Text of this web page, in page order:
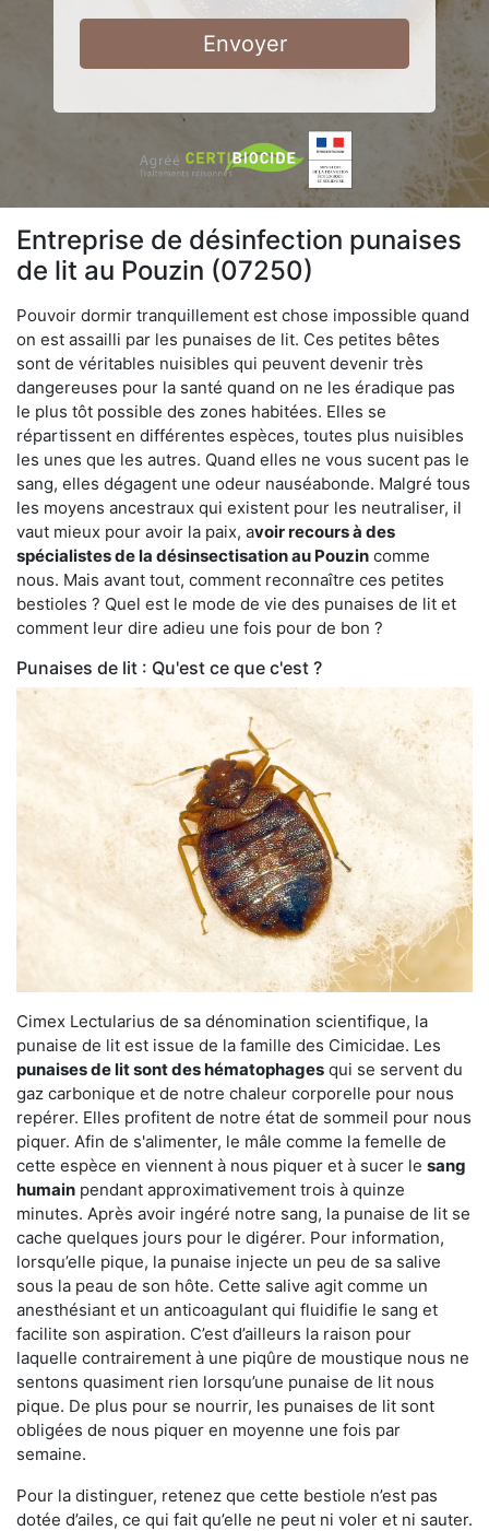
Envoyer
Entreprise de désinfection punaises
de lit au Pouzin (07250)
Pouvoir dormir tranquillement est chose impossible quand
on est assailli par les punaises de lit. Ces petites bêtes
sont de véritables nuisibles qui peuvent devenir très
dangereuses pour la santé quand on ne les éradique pas
le plus tôt possible des zones habitées. Elles se
répartissent en différentes espèces, toutes plus nuisibles
les unes que les autres. Quand elles ne vous sucent pas le
sang, elles dégagent une odeur nauséabonde. Malgré tous
les moyens ancestraux qui existent pour les neutraliser, il
vaut mieux pour avoir la paix, avoir recours à des
spécialistes de la désinsectisation au Pouzin comme
nous. Mais avant tout, comment reconnaître ces petites
bestioles ? Quel est le mode de vie des punaises de lit et
comment leur dire adieu une fois pour de bon ?
Punaises de lit : Qu'est ce que c'est ?
Cimex Lectularius de sa dénomination scientifique, la
punaise de lit est issue de la famille des Cimicidae. Les
punaises de lit sont des hématophages qui se servent du
gaz carbonique et de notre chaleur corporelle pour nous
repérer. Elles profitent de notre état de sommeil pour nous
piquer. Afin de s'alimenter, le mâle comme la femelle de
cette espèce en viennent à nous piquer et à sucer le sang
humain pendant approximativement trois à quinze
minutes. Après avoir ingéré notre sang, la punaise de lit se
cache quelques jours pour le digérer. Pour information,
lorsqu’elle pique, la punaise injecte un peu de sa salive
sous la peau de son hôte. Cette salive agit comme un
anesthésiant et un anticoagulant qui fluidifie le sang et
facilite son aspiration. C’est d’ailleurs la raison pour
laquelle contrairement à une piqûre de moustique nous ne
sentons quasiment rien lorsqu’une punaise de lit nous
pique. De plus pour se nourrir, les punaises de lit sont
obligées de nous piquer en moyenne une fois par
semaine.
Pour la distinguer, retenez que cette bestiole n’est pas
dotée d’ailes, ce qui fait qu’elle ne peut ni voler et ni sauter.